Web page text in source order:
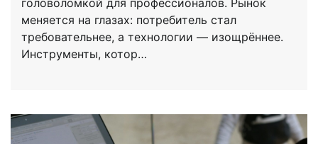
головоломкой для профессионалов. Рынок
меняется на глазах: потребитель стал
требовательнее, а технологии — изощрённее.
Инструменты, котор…